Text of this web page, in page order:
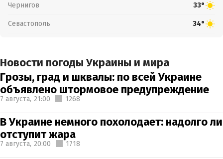
Чернигов 33°
Севастополь 34°
Новости погоды Украины и мира
Грозы, град и шквалы: по всей Украине
объявлено штормовое предупреждение
7 августа, 21:00 1268
В Украине немного похолодает: надолго ли
отступит жара
7 августа, 20:00 1718